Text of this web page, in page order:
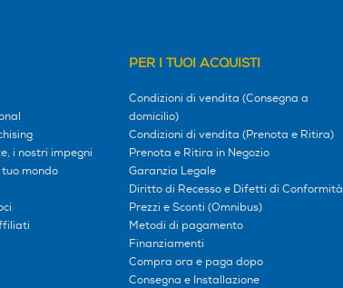
i nostri impegni
mondo
PER I TUOI ACQUISTI
Condizioni di vendita (Consegna a
domicilio)
Condizioni di vendita (Prenota e Ritira)
Prenota e Ritira in Negozio
Garanzia Legale
Diritto di Recesso e Difetti di Conformità
Prezzi e Sconti (Omnibus)
Metodi di pagamento
Finanziamenti
Compra ora e paga dopo
Consegna e Installazione